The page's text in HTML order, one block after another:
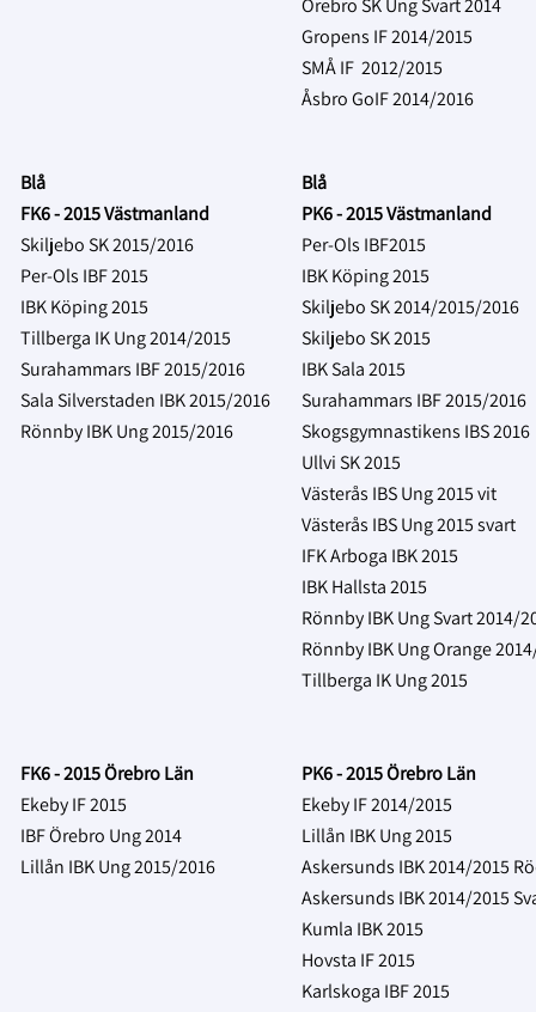
Örebro SK Ung Svart 2014
Gropens IF 2014/2015
SMÅ IF 2012/2015
Åsbro GoIF 2014/2016
Blå
Blå
FK6 - 2015 Västmanland
PK6 - 2015 Västmanland
Skiljebo SK 2015/2016
Per-Ols IBF2015
Per-Ols IBF 2015
IBK Köping 2015
IBK Köping 2015
Skiljebo SK 2014/2015/2016
Tillberga IK Ung 2014/2015
Skiljebo SK 2015
Surahammars IBF 2015/2016
IBK Sala 2015
Sala Silverstaden IBK 2015/2016
Surahammars IBF 2015/2016
Rönnby IBK Ung 2015/2016
Skogsgymnastikens IBS 2016
Ullvi SK 2015
Västerås IBS Ung 2015 vit
Västerås IBS Ung 2015 svart
IFK Arboga IBK 2015
IBK Hallsta 2015
Rönnby IBK Ung Svart 2014/
Rönnby IBK Ung Orange
Tillberga IK Ung 2015
FK6 - 2015 Örebro Län
PK6 - 2015 Örebro Län
Ekeby IF 2015
Ekeby IF 2014/2015
IBF Örebro Ung 2014
Lillån IBK Ung 2015
Lillån IBK Ung 2015/2016
Askersunds IBK 2014/2015
Askersunds IBK 2014/2015
Kumla IBK 2015
Hovsta IF 2015
Karlskoga IBF 2015